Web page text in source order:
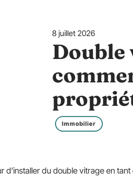
8 juillet 2026
Double
Immobilier
d’installer du double vitrage en